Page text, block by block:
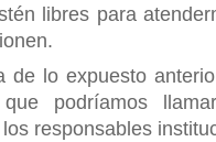
libres para
de lo expuesto
que podríamos
responsables